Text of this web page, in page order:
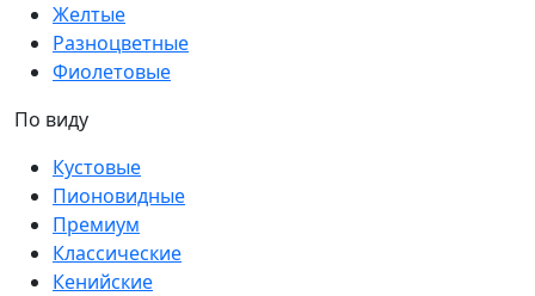
Желтые
Разноцветные
Фиолетовые
По виду
Кустовые
Пионовидные
Премиум
Классические
Кенийские